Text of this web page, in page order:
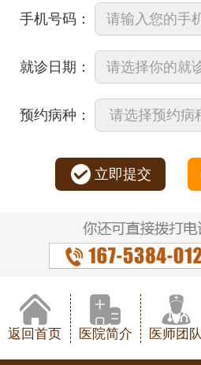
手机号码：
就诊日期：
预约病种：
立即提交
返回首页 医院简介 医师团队